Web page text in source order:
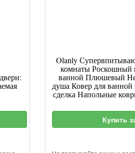
Olanly
комнаты Роскошный
ванной Плюшевый
душа Ковер для
сделка Напольные
Купить